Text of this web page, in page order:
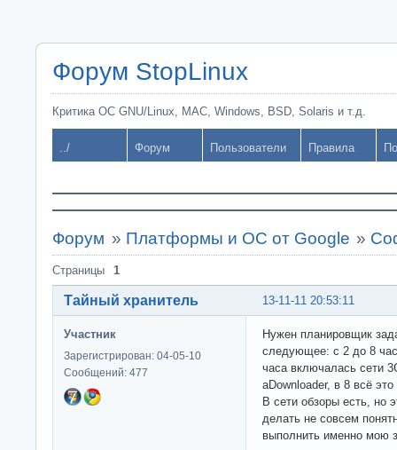
Форум StopLinux
Критика ОС GNU/Linux, MAC, Windows, BSD, Solaris и т.д.
../ Форум Пользователи Правила
Форум » Платформы и ОС от Google »
Страницы 1
13-11-11 20:53:11
Тайный хранитель
Участник
Зарегистрирован: 04-05-10
Сообщений: 477
Нужен планировщик
следующее: c 2 до 8
часа включалась сети
aDownloader, в 8 всё
В сети обзоры есть, но
делать не совсем
выполнить именно мою